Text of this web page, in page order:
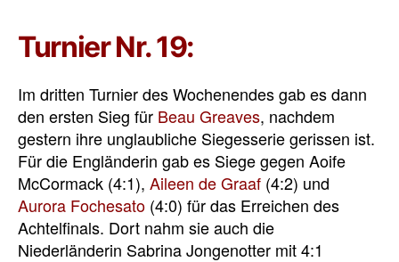
Turnier Nr. 19:
Im dritten Turnier des Wochenendes gab es dann
den ersten Sieg für Beau Greaves, nachdem
gestern ihre unglaubliche Siegesserie gerissen ist.
Für die Engländerin gab es Siege gegen Aoife
McCormack (4:1), Aileen de Graaf (4:2) und
Aurora Fochesato (4:0) für das Erreichen des
Achtelfinals. Dort nahm sie auch die
Niederländerin Sabrina Jongenotter mit 4:1